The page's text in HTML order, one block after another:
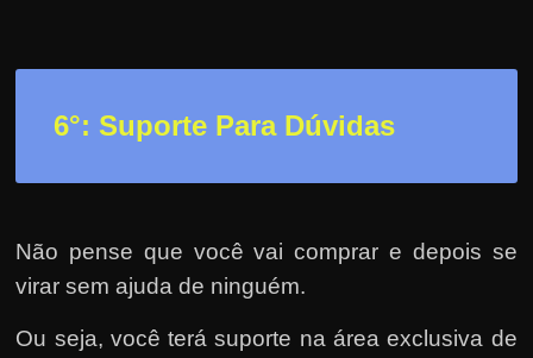
6°: Suporte Para Dúvidas
Não pense que você vai comprar e depois se
virar sem ajuda de ninguém.
Ou seja, você terá suporte na área exclusiva de